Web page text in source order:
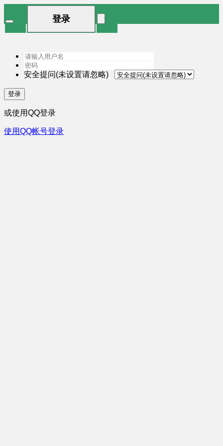
登录
安全提问(未设置请忽略)
登录
或使用QQ登录
使用QQ帐号登录